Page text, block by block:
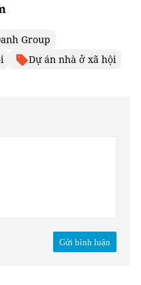
Group
Dự án nhà ở xã hội
Gửi bình luận